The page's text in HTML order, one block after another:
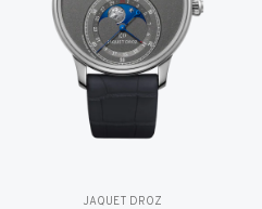
JAQUET DROZ